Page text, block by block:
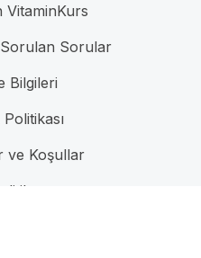
VitaminKurs
Sorulan Sorular
Bilgileri
ve Koşullar